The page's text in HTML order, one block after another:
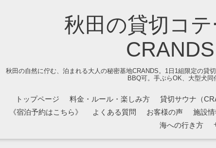
秋田の貸切コ
秋田の自然に佇む、泊まれる大人の秘密基地CRANDS。1日1組限定の貸
BBQ可。手ぶらOK、大型犬同
トップページ 料金・ルール・楽しみ方 貸切サウナ（
《宿泊予約はこちら》
よくある質問 お客様の声 施設
海への行き方